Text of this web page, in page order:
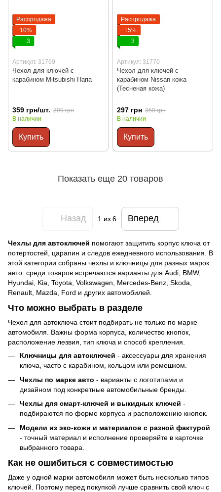
Распродажа
−10%
3
Артикул: 31769
Чехол для ключей с
карабином Mitsubishi Напа
359 грн/шт. 399 грн
В наличии
Купить
Распродажа
−15%
3
Артикул: 31770
Чехол для ключей с
карабином Nissan кожа
(Тесненая кожа)
297 грн 350 грн
В наличии
Купить
Показать еще 20 товаров
Назад 1 из 6 Вперед
Чехлы для автоключей помогают защитить корпус ключа от
потертостей, царапин и следов ежедневного использования. В
этой категории собраны чехлы и ключницы для разных марок
авто: среди товаров встречаются варианты для Audi, BMW,
Hyundai, Kia, Toyota, Volkswagen, Mercedes-Benz, Skoda,
Renault, Mazda, Ford и других автомобилей.
Что можно выбрать в разделе
Чехол для автоключа стоит подбирать не только по марке
автомобиля. Важны форма корпуса, количество кнопок,
расположение лезвия, тип ключа и способ крепления.
Ключницы для автоключей - аксессуары для хранения
ключа, часто с карабином, кольцом или ремешком.
Чехлы по марке авто - варианты с логотипами и
дизайном под конкретные автомобильные бренды.
Чехлы для смарт-ключей и выкидных ключей -
подбираются по форме корпуса и расположению кнопок.
Модели из эко-кожи и материалов с разной фактурой
- точный материал и исполнение проверяйте в карточке
выбранного товара.
Как не ошибиться с совместимостью
Даже у одной марки автомобиля может быть несколько типов
ключей. Поэтому перед покупкой лучше сравнить свой ключ с